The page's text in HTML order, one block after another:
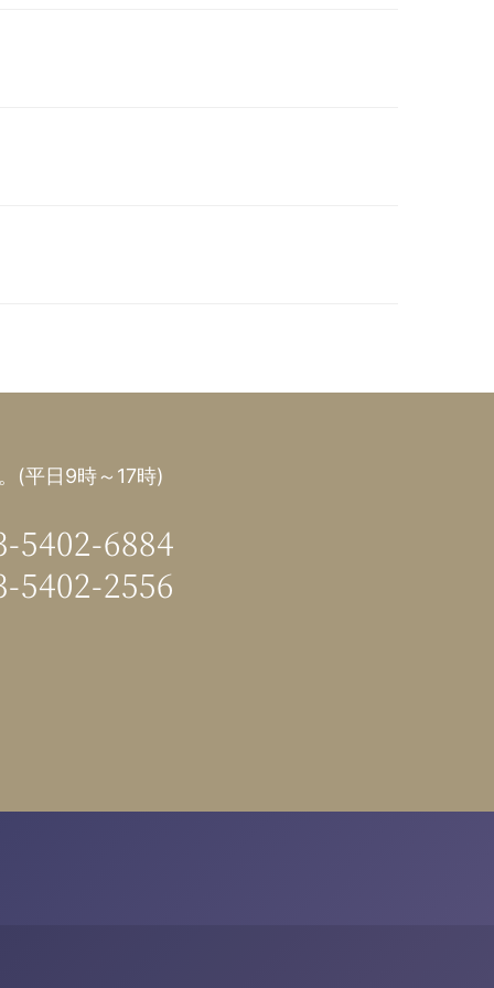
(平日9時～17時)
5402-6884
5402-2556